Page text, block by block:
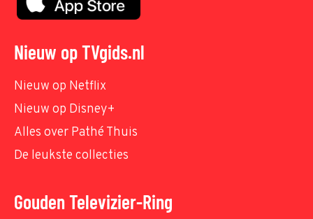
Nieuw op TVgids.nl
Nieuw op Netflix
Nieuw op Disney+
Alles over Pathé Thuis
De leukste collecties
Gouden Televizier-Ring